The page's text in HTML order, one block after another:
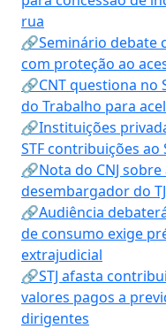
rua
🔗Seminário debate
com proteção ao
🔗CNT questiona no
do Trabalho para
🔗Instituições
STF contribuições ao
🔗Nota do CNJ
desembargador do
🔗Audiência
de consumo exige
extrajudicial
🔗STJ afasta
valores pagos a
dirigentes